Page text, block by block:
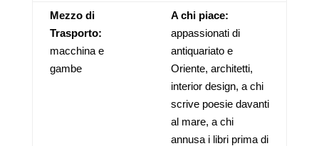
Mezzo di
Trasporto:
macchina e
gambe
A chi piace:
appassionati di
antiquariato e
Oriente, architetti,
interior design, a chi
scrive poesie davanti
al mare, a chi
annusa i libri prima di